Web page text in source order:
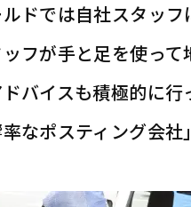
ドでは自社スタッ
フが手と足を使っ
バイスも積極的に
率なポスティング会